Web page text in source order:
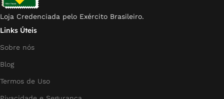
Loja Credenciada pelo Exército Brasileiro.
Links Úteis
Sobre nós
Blog
Termos de Uso